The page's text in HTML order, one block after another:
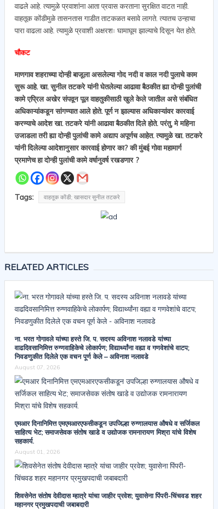
वाढले आहे. त्यामुळे प्रवाशांना आता प्रवास करताना सुरक्षित वाटत नाही.
वाहतूक कोंडीमुळे तासनतास गाडीत ताटकळत बसावे लागते. त्यातच उन्हाचा
पारा वाढला आहे. त्यामुळे प्रवाशी अक्षरशः घामाघूम झाल्याचे दिसून येत होते.
चौकट
माणगाव शहराच्या दोन्ही बाजूला असलेल्या गोद नदी व काल नदी पुलाचे काम
सुरू आहे. खा. सुनील तटकरे यांनी घेतलेल्या आढावा बैठकीत ह्या दोन्ही पुलांची
कामे एप्रिल अखेर संपवून पूल वाहतुकीसाठी खुले केले जातील असे संबंधित
अधिकाऱ्यांकडून सांगण्यात आले होते. पूर्ण न झाल्यास अधिकाऱ्यांवर कारवाई
करण्याचे आदेश खा. तटकरे यांनी आढावा बैठकीत दिले होते. परंतु, मे महिना
उजाडला तरी ह्या दोन्ही पुलांची कामे अद्याप अपूर्णच आहेत. त्यामुळे खा. तटकरे
यांनी दिलेल्या आदेशानुसार कारवाई होणार का? की मुंबई गोवा महामार्ग
प्रमाणेच हा दोन्ही पुलांची कामे वर्षानुवर्ष रखडणार ?
Tags: वाहतूक कोंडी; खासदार सुनील तटकरे
RELATED ARTICLES
ना. भरत गोगावले यांच्या हस्ते जि. प. सदस्य अविनाश नलावडे यांच्या
वाढदिवसानिमित्त रुग्णवाहिकेचे लोकार्पण; विद्यार्थ्यांना वह्या व गणवेशांचे वाटप;
निवडणुकीत दिलेले एक वचन पूर्ण केले – अविनाश नलावडे
August 07, 2026
एमआर दिनानिमित्त एमएमआरएफसीकडून उपजिल्हा रुग्णालयास औषधे व सर्जिकल
साहित्य भेट; समाजसेवक संतोष खाडे व उद्योजक रामनारायण मिश्रा यांचे विशेष
सहकार्य.
August 01, 2026
शिवसेनेत संतोष देवीदास म्हात्रे यांचा जाहीर प्रवेश; युवासेना पिंपरी-चिंचवड शहर
महानगर प्रमुखपदाची जबाबदारी